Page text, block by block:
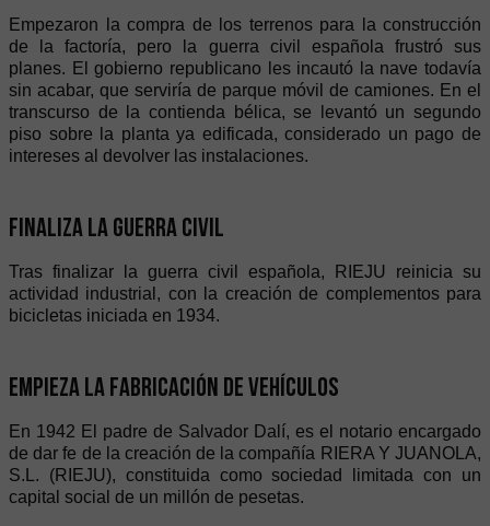
Empezaron la compra de los terrenos para la construcción
de la factoría, pero la guerra civil española frustró sus
planes. El gobierno republicano les incautó la nave todavía
sin acabar, que serviría de parque móvil de camiones. En el
transcurso de la contienda bélica, se levantó un segundo
piso sobre la planta ya edificada, considerado un pago de
intereses al devolver las instalaciones.
Finaliza la guerra civil
Tras finalizar la guerra civil española, RIEJU reinicia su
actividad industrial, con la creación de complementos para
bicicletas iniciada en 1934.
Empieza la fabricación de vehículos
En 1942 El padre de Salvador Dalí, es el notario encargado
de dar fe de la creación de la compañía RIERA Y JUANOLA,
S.L. (RIEJU), constituida como sociedad limitada con un
capital social de un millón de pesetas.